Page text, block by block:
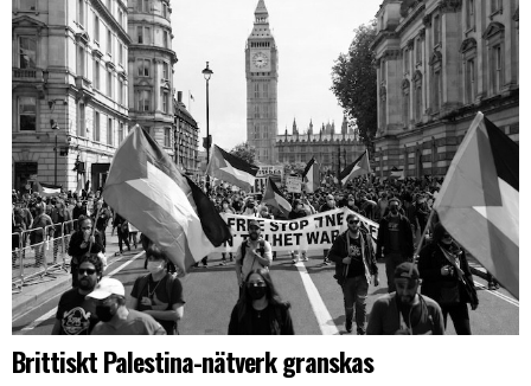
Brittiskt Palestina-nätverk granskas